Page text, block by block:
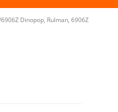
Dinopop, Rulman, 6906Z